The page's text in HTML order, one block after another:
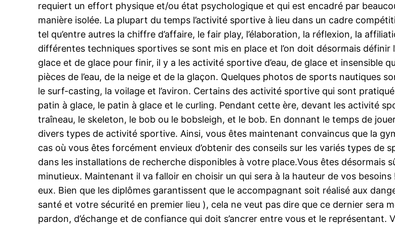
requiert un effort physique et/ou état psychologique et qui est encadré par
manière isolée. La plupart du temps l’activité sportive à lieu dans un cadre
tel qu’entre autres la chiffre d’affaire, le fair play, l’élaboration, la réflexion, la
différentes techniques sportives se sont mis en place et l’on doit désormais
glace et de glace pour finir, il y a les activité sportive d’eau, de glace et insensible
pièces de l’eau, de la neige et de la glaçon. Quelques photos de sports nautiques
le surf-casting, la voilage et l’aviron. Certains des activité sportive qui sont
patin à glace, le patin à glace et le curling. Pendant cette ère, devant les activité
traîneau, le skeleton, le bob ou le bobsleigh, et le bob. En donnant le temps de
divers types de activité sportive. Ainsi, vous êtes maintenant convaincus que la
cas où vous êtes forcément envieux d’obtenir des conseils sur les variés types de
dans les installations de recherche disponibles à votre place.Vous êtes désormais
minutieux. Maintenant il va falloir en choisir un qui sera à la hauteur de vos
eux. Bien que les diplômes garantissent que le accompagnant soit réalisé aux
santé et votre sécurité en premier lieu ), cela ne veut pas dire que ce dernier sera
pardon, d’échange et de confiance qui doit s’ancrer entre vous et le